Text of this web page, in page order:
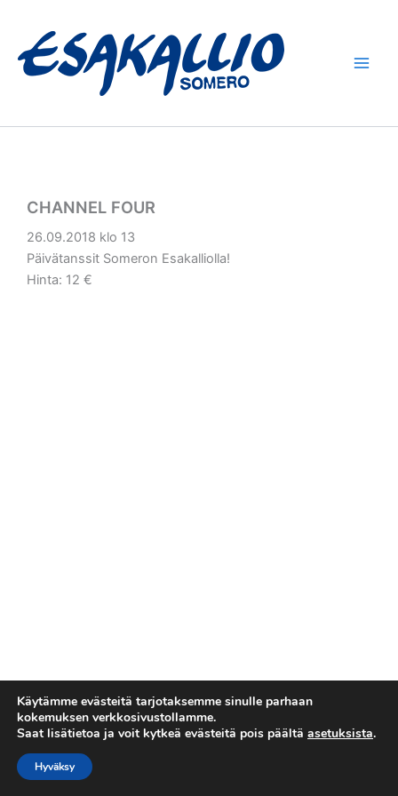
sisältöön
CHANNEL FOUR
26.09.2018 klo 13
Päivätanssit Someron Esakalliolla!
Hinta: 12 €
Tietosuojaseloste
Käytämme evästeitä tarjotaksemme sinulle parhaan
kokemuksen verkkosivustollamme.
Saat lisätietoa ja voit kytkeä evästeitä pois päältä asetuksista.
Hyväksy